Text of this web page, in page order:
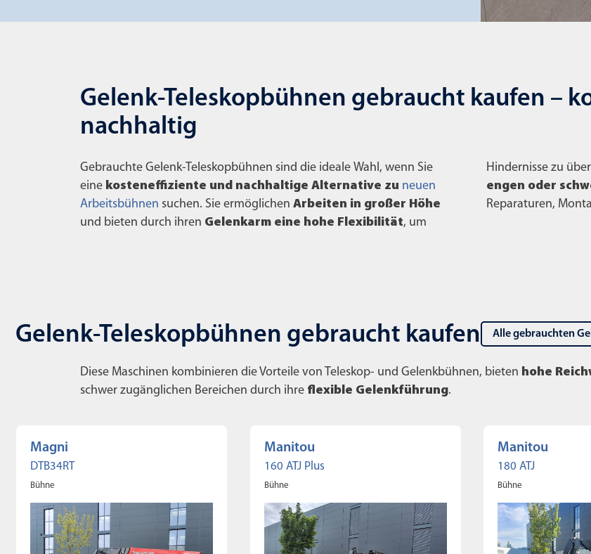
Gelenk-Teleskopbühnen gebraucht kaufen –
nachhaltig
Gebrauchte Gelenk-Teleskopbühnen sind die ideale Wahl, wenn Sie
eine kosteneffiziente und nachhaltige Alternative zu neuen
Arbeitsbühnen suchen. Sie ermöglichen Arbeiten in großer Höhe
und bieten durch ihren Gelenkarm eine hohe Flexibilität, um
Hindernisse zu
engen oder
Reparaturen,
Gelenk-Teleskopbühnen gebraucht kaufen Alle gebrauchten
Diese Maschinen kombinieren die Vorteile von Teleskop- und Gelenkbühnen, bieten hohe
schwer zugänglichen Bereichen durch ihre flexible Gelenkführung.
Magni
DTB34RT
Bühne
Manitou
160 ATJ Plus
Bühne
Manitou
180 ATJ
Bühne